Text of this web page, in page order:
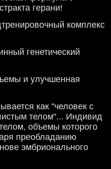
герани!
комплекс
генетический
и улучшенная
как "человек с
телом"... Индивид
объемы которого
преобладанию
эмбрионального